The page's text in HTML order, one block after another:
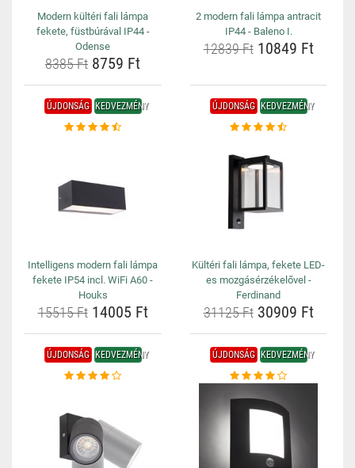
Modern kültéri fali lámpa
fekete, füstbúrával IP44 -
Odense
8385 Ft 8759 Ft
2 modern fali lámpa antracit
IP44 - Baleno I.
12839 Ft10849 Ft
ÚJDONSÁG KEDVEZMÉNY
Intelligens modern fali lámpa
fekete IP54 incl. WiFi A60 -
Houks
15515 Ft14005 Ft
ÚJDONSÁG KEDVEZMÉNY
Kültéri fali lámpa, fekete LED-
es mozgásérzékelővel -
Ferdinand
31125 Ft30909 Ft
ÚJDONSÁG KEDVEZMÉNY ÚJDONSÁG KEDVEZMÉNY